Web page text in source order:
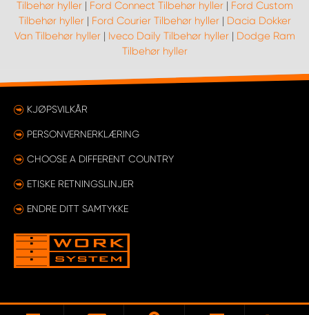
Tilbehør hyller| Ford Connect Tilbehør hyller| Ford Custom
Tilbehør hyller| Ford Courier Tilbehør hyller| Dacia Dokker
Van Tilbehør hyller| Iveco Daily Tilbehør hyller| Dodge Ram
Tilbehør hyller
KJØPSVILKÅR
PERSONVERNERKLÆRING
CHOOSE A DIFFERENT COUNTRY
ETISKE RETNINGSLINJER
ENDRE DITT SAMTYKKE